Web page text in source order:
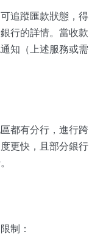
追蹤匯款狀態，得
行的詳情。當收款
知（上述服務或需
都有分行，進行跨
更快，且部分銀行
制：